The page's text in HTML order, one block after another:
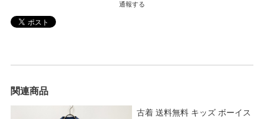
通報する
関連商品
古着 送料無料 キッズ ボーイス